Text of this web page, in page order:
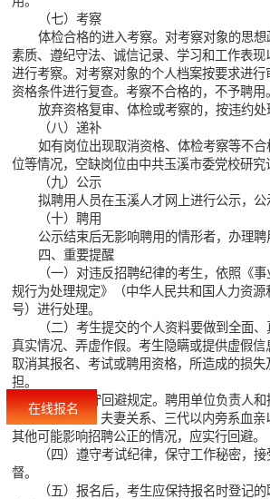
（七）考察
体检合格的进入考察。对考察对象的思
素质、遵纪守法、诚信记录、学习和工作表
进行考察。对考察对象的个人档案按要求进
资格条件进行复查。考察不合格的，不予聘用
放弃资格复审、体检或考察的，按违约处
（八）递补
如有岗位出现取消资格、体检考察等不
位等情况，空缺岗位由中共玉溪市委党校研究
（九）公示
拟聘用人员在玉溪人才网上进行公示，公
（十）聘用
公示结束后无影响聘用的情形者，办理聘
四、重要提醒
（一）对违反招聘纪律的考生，依照《
规行为处理规定》（中华人民共和国人力资
号）进行处理。
（二）考生提交的个人资料要做到全面
真实情况、弄虚作假。考生隐瞒或提供虚假信
取消其报名、考试或聘用资格，所造成的损
担。
（三）遵守回避规定。聘用单位负责人
直系血亲关系、夫妻关系、三代以内旁系血
其他可能影响招聘公正的情况，应实行回避。
（四）遵守考试纪律，保守工作秘密，
督。
（五）报名后，考生应保持报名时登记
在线报名